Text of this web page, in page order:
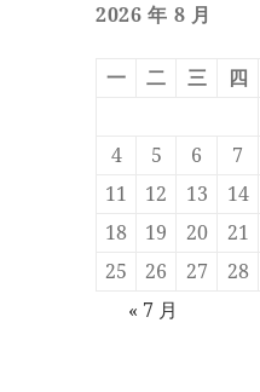
2026 年 8 月
一 二 三 四
4
5 6 7
11
12 13 14
18
19 20 21
25
26 27 28
« 7 月